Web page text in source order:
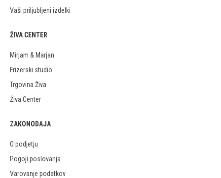
Vaši priljubljeni izdelki
ŽIVA CENTER
Mirjam & Marjan
Frizerski studio
Trgovina Živa
Živa Center
ZAKONODAJA
O podjetju
Pogoji poslovanja
Varovanje podatkov